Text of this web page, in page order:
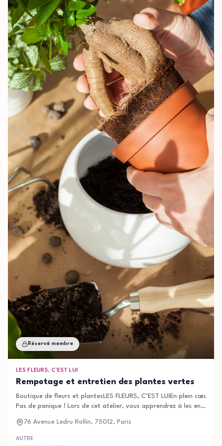
Réservé membre
LES FLEURS, C’EST LUI
Rempotage et entretien des plantes vertes
Boutique de fleurs et plantesLES FLEURS, C’EST LUIEn plein
Pas de panique ! Lors de cet atelier, vous apprendrez à les
je lui donner de l’engrais ? Des bébêtes ont attaqué ma plante
76 Avenue Ledru Rollin, 75012, Paris
AUTRE